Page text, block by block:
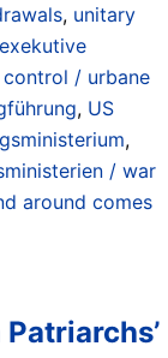
, unitary
control / urbane
, US
,
/ war
around comes